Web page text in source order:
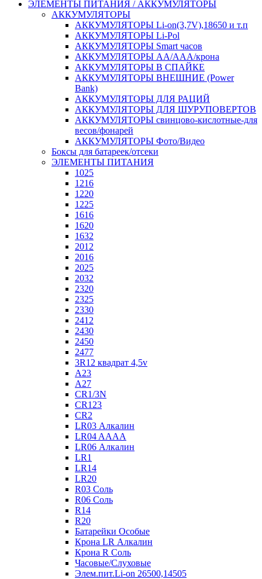
ЭЛЕМЕНТЫ ПИТАНИЯ / АККУМУЛЯТОРЫ
АККУМУЛЯТОРЫ
АККУМУЛЯТОРЫ Li-on(3,7V),18650 и т.п
АККУМУЛЯТОРЫ Li-Pol
АККУМУЛЯТОРЫ Smart часов
АККУМУЛЯТОРЫ АА/ААА/крона
АККУМУЛЯТОРЫ В СПАЙКЕ
АККУМУЛЯТОРЫ ВНЕШНИЕ (Power
Bank)
АККУМУЛЯТОРЫ ДЛЯ РАЦИЙ
АККУМУЛЯТОРЫ ДЛЯ ШУРУПОВЕРТОВ
АККУМУЛЯТОРЫ свинцово-кислотные-для
весов/фонарей
АККУМУЛЯТОРЫ Фото/Видео
Боксы для батареек/отсеки
ЭЛЕМЕНТЫ ПИТАНИЯ
1025
1216
1220
1225
1616
1620
1632
2012
2016
2025
2032
2320
2325
2330
2412
2430
2450
2477
3R12 квадрат 4,5v
A23
A27
CR1/3N
CR123
CR2
LR03 Алкалин
LR04 AAAA
LR06 Алкалин
LR1
LR14
LR20
R03 Соль
R06 Соль
R14
R20
Батарейки Особые
Крона LR Алкалин
Крона R Соль
Часовые/Слуховые
Элем.пит.Li-on 26500,14505